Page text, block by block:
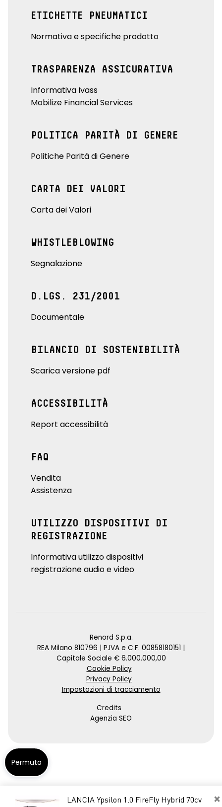
×
LANCIA Ypsilon 1.0 FireFly Hybrid 70cv
ETICHETTE PNEUMATICI
Normativa e specifiche prodotto
TRASPARENZA ASSICURATIVA
Informativa Ivass
Mobilize Financial Services
POLITICA PARITÀ DI GENERE
Politiche Parità di Genere
CARTA DEI VALORI
Carta dei Valori
WHISTLEBLOWING
Segnalazione
D.LGS. 231/2001
Documentale
BILANCIO DI SOSTENIBILITÀ
Scarica versione pdf
ACCESSIBILITÀ
Report accessibilità
FAQ
Vendita
Assistenza
UTILIZZO DISPOSITIVI DI
REGISTRAZIONE
Informativa utilizzo dispositivi
registrazione audio e video
Renord S.p.a.
REA Milano 810796 | P.IVA e C.F. 00858180151 |
Capitale Sociale € 6.000.000,00
Cookie Policy
Privacy Policy
Impostazioni di tracciamento
Credits
Agenzia SEO
Permuta